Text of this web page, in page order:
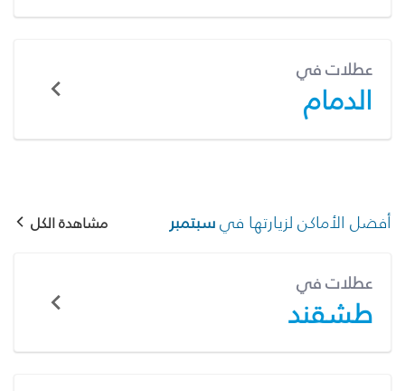
عطلات في
الدمام
أفضل الأماكن لزيارتها فيسبتمبر مشاهدة الكل
عطلات في
طشقند